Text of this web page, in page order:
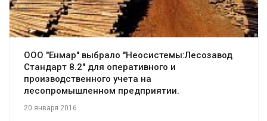
ООО "Енмар" выбрало "Неосистемы:Лесозавод
Стандарт 8.2" для оперативного и
производственного учета на
лесопромышленном предприятии.
20 января 2016